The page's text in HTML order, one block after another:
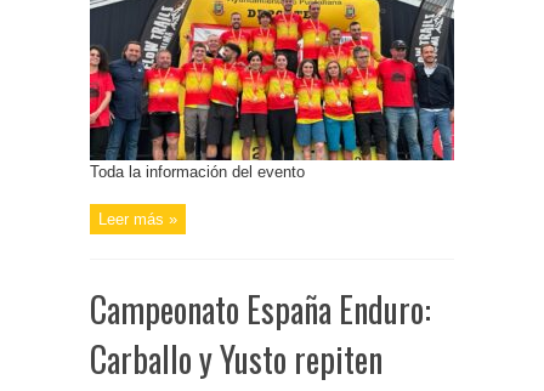
Toda la información del evento
Leer más »
Campeonato España Enduro:
Carballo y Yusto repiten